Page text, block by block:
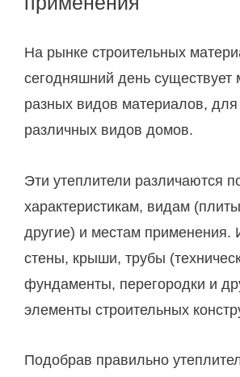
На рынке строительных
сегодняшний день существует
разных видов материалов, для
различных видов домов.
Эти утеплители различаются
характеристикам, видам
другие) и местам применения.
стены, крыши, трубы
фундаменты, перегородки и
элементы строительных
Подобрав правильно